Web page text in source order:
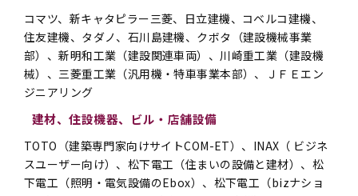
コマツ、新キャタピラー三菱、日立建機、コベルコ建機、
住友建機、タダノ、石川島建機、クボタ（建設機械事業
部）、新明和工業（建設関連車両）、川崎重工業（建設機
械）、三菱重工業（汎用機・特車事業本部）、ＪＦＥエン
ジニアリング
建材、住設機器、ビル・店舗設備
TOTO（建築専門家向けサイトCOM-ET）、INAX（ ビジネ
スユーザー向け）、松下電工（住まいの設備と建材）、松
下電工（照明・電気設備のEbox）、松下電工（bizナショ